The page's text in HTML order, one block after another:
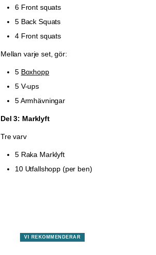
6 Front squats
5 Back Squats
4 Front squats
Mellan varje set, gör:
5 Boxhopp
5 V-ups
5 Armhävningar
Del 3: Marklyft
Tre varv
5 Raka Marklyft
10 Utfallshopp (per ben)
VI REKOMMENDERAR